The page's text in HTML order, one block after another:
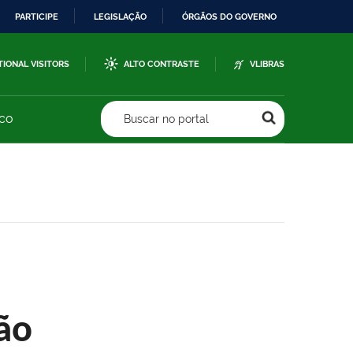
PARTICIPE LEGISLAÇÃO ÓRGÃOS DO GOVERNO
VISITORS ALTO CONTRASTE VLIBRAS
Buscar no portal